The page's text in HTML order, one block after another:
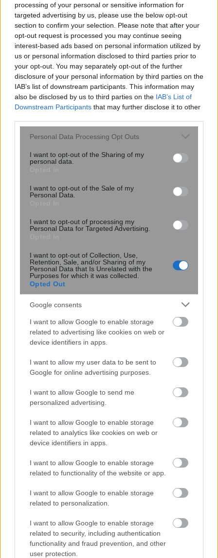
processing of your personal or sensitive information for
targeted advertising by us, please use the below opt-out
section to confirm your selection. Please note that after your
opt-out request is processed you may continue seeing
interest-based ads based on personal information utilized by
us or personal information disclosed to third parties prior to
your opt-out. You may separately opt-out of the further
disclosure of your personal information by third parties on the
IAB’s list of downstream participants. This information may
also be disclosed by us to third parties on the IAB’s List of
Downstream Participants that may further disclose it to other
Please note that this website/app uses one or more Google
not limited to your visit or usage behaviour. You may click to
grant or deny consent to Google and its third-party tags to
consent section.
Personal Data Processing Opt Outs
I want to opt-out of the Sharing of my
personal data.
I want to opt-out of the Sale of my
Personal Data.
I want to opt-out of processing my
Personal Data for Targeted Advertising.
I want to opt-out of Collection, Use,
Retention, Sale, and/or Sharing of my
Personal Data that Is Unrelated with the
Purposes for which it was collected.
Opted Out
Google consents
I want to allow Google to enable storage
related to advertising like cookies on web or
device identifiers in apps.
I want to allow my user data to be sent to
Google for online advertising purposes.
I want to allow Google to send me
personalized advertising.
I want to allow Google to enable storage
related to analytics like cookies on web or
device identifiers in apps.
I want to allow Google to enable storage
related to functionality of the website or app.
I want to allow Google to enable storage
related to personalization.
I want to allow Google to enable storage
related to security, including authentication
functionality and fraud prevention, and other
user protection.
αγάπη; Πότε το love bombing δείχνει
πρόβλημα
και αποδοτικότερες κβαντικές
Νέα μέθοδος μετατρέπει το PVC σε
λιπαντικό υψηλής απόδοσης
περισσότερα
, 19 Μαρτίου 2025 Η Ευρώπη στο enikos